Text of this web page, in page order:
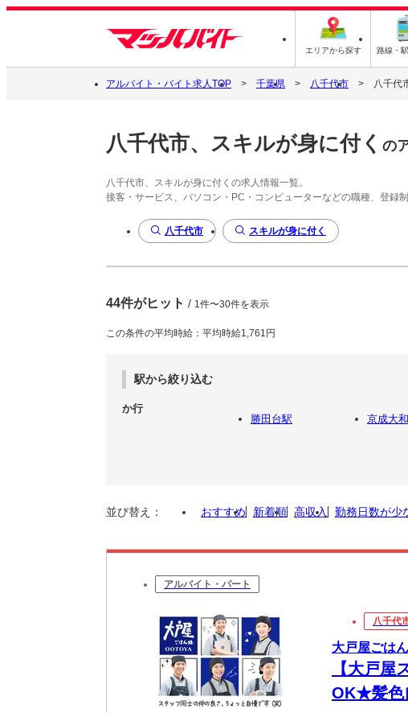
エリアから探す 路線・
アルバイト・バイト求人TOP 千葉県 八千代市 八千代
八千代市、スキルが身に付く の
八千代市、スキルが身に付くの求人情報一覧。
接客・サービス、パソコン・PC・コンピューターなどの職種、登録
八千代市 スキルが身に付く
44件がヒット / 1件〜30件を表示
この条件の平均時給：平均時給1,761円
駅から絞り込む
か行
勝田台駅
京成大
並び替え： おすすめ 新着順 高収入 勤務日数が少
アルバイト・パート
八千代
大戸屋ごは
【大戸屋
OK★髪色